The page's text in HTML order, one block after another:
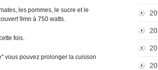
les pommes, le sucre et le
9mn à 750 watts.
fois.
vous pouvez prolonger la cuisson